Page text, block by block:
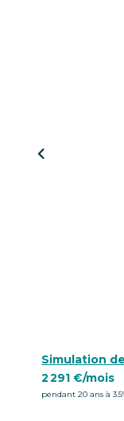
Simulation
2 291 €/mois
pendant 20 ans à